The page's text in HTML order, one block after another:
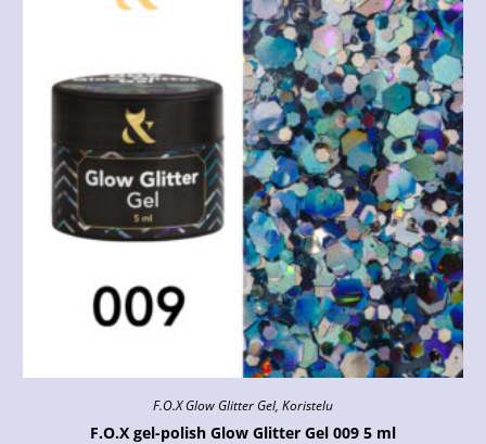
F.O.X Glow Glitter Gel, Koristelu
F.O.X gel-polish Glow Glitter Gel 009 5 ml